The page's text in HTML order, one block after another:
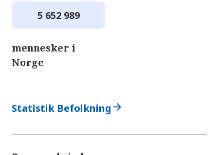
5 652 989
mennesker i
Norge
Statistik Befolkning arrow_forward